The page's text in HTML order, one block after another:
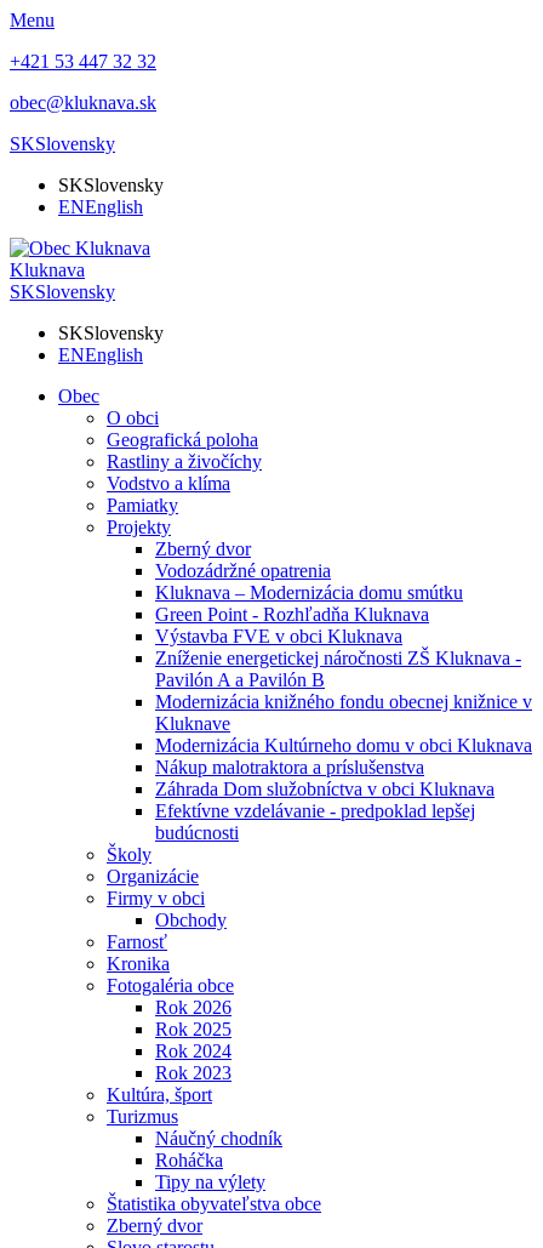
Menu
+421 53 447 32 32
obec@kluknava.sk
SKSlovensky
SKSlovensky
ENEnglish
Kluknava
SKSlovensky
SKSlovensky
ENEnglish
Obec
O obci
Geografická poloha
Rastliny a živočíchy
Vodstvo a klíma
Pamiatky
Projekty
Zberný dvor
Vodozádržné opatrenia
Kluknava – Modernizácia domu smútku
Green Point - Rozhľadňa Kluknava
Výstavba FVE v obci Kluknava
Zníženie energetickej náročnosti ZŠ Kluknava -
Pavilón A a Pavilón B
Modernizácia knižného fondu obecnej knižnice v
Kluknave
Modernizácia Kultúrneho domu v obci Kluknava
Nákup malotraktora a príslušenstva
Záhrada Dom služobníctva v obci Kluknava
Efektívne vzdelávanie - predpoklad lepšej
budúcnosti
Školy
Organizácie
Firmy v obci
Obchody
Farnosť
Kronika
Fotogaléria obce
Rok 2026
Rok 2025
Rok 2024
Rok 2023
Kultúra, šport
Turizmus
Náučný chodník
Roháčka
Tipy na výlety
Štatistika obyvateľstva obce
Zberný dvor